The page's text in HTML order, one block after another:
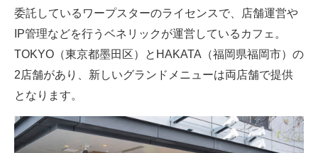
建設×テクノロジーの最前線
ちょっと気になるネットの話題
委託しているワープスターのライセンスで、店舗運営や
IP管理などを行うベネリックが運営しているカフェ。
TOKYO（東京都墨田区）とHAKATA（福岡県福岡市）の
2店舗があり、新しいグランドメニューは両店舗で提供
となります。